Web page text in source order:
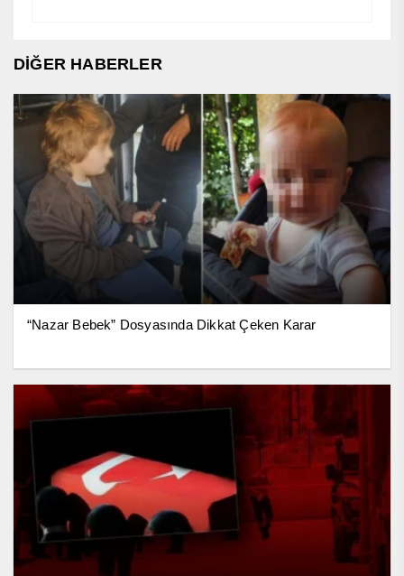
DİĞER HABERLER
“Nazar Bebek” Dosyasında Dikkat Çeken Karar